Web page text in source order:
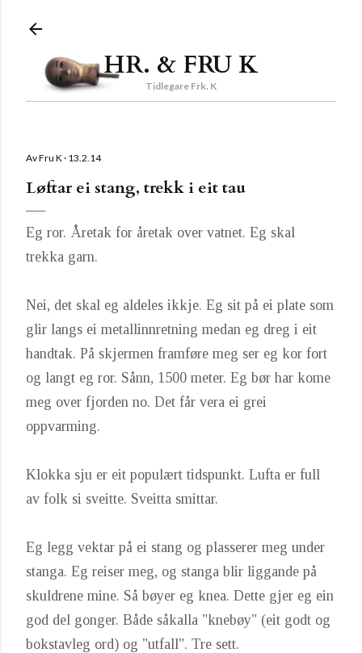
HR. & FRU K
Tidlegare Frk. K
AvFru K 13.2.14
Løftar ei stang, trekk i eit tau
Eg ror. Åretak for åretak over vatnet. Eg skal
trekka garn.
Nei, det skal eg aldeles ikkje. Eg sit på ei plate som
glir langs ei metallinnretning medan eg dreg i eit
handtak. På skjermen framføre meg ser eg kor fort
og langt eg ror. Sånn, 1500 meter. Eg bør har kome
meg over fjorden no. Det får vera ei grei
oppvarming.
Klokka sju er eit populært tidspunkt. Lufta er full
av folk si sveitte. Sveitta smittar.
Eg legg vektar på ei stang og plasserer meg under
stanga. Eg reiser meg, og stanga blir liggande på
skuldrene mine. Så bøyer eg knea. Dette gjer eg ein
god del gonger. Både såkalla "knebøy" (eit godt og
bokstavleg ord) og "utfall". Tre sett.